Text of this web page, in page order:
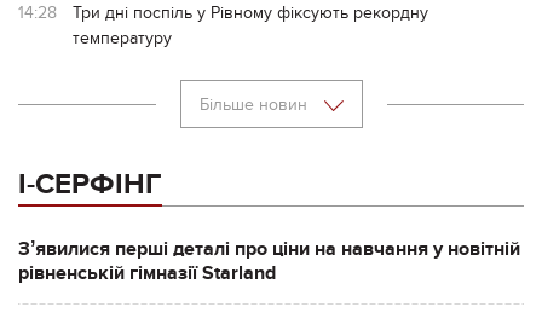
14:28
Три дні поспіль у Рівному фіксують рекордну
температуру
Більше новин
І-СЕРФІНГ
Зʼявилися перші деталі про ціни на навчання у новітній
рівненській гімназії Starland